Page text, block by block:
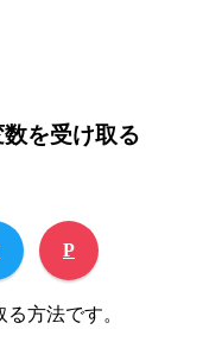
を受け取る
P
方法です。